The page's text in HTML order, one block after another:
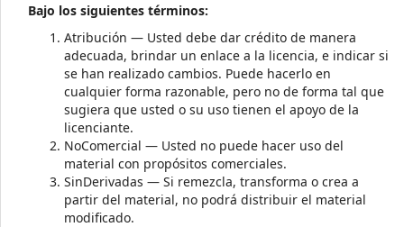
Bajo los siguientes términos:
Atribución — Usted debe dar crédito de manera
adecuada, brindar un enlace a la licencia, e indicar si
se han realizado cambios. Puede hacerlo en
cualquier forma razonable, pero no de forma tal que
sugiera que usted o su uso tienen el apoyo de la
licenciante.
NoComercial — Usted no puede hacer uso del
material con propósitos comerciales.
SinDerivadas — Si remezcla, transforma o crea a
partir del material, no podrá distribuir el material
modificado.